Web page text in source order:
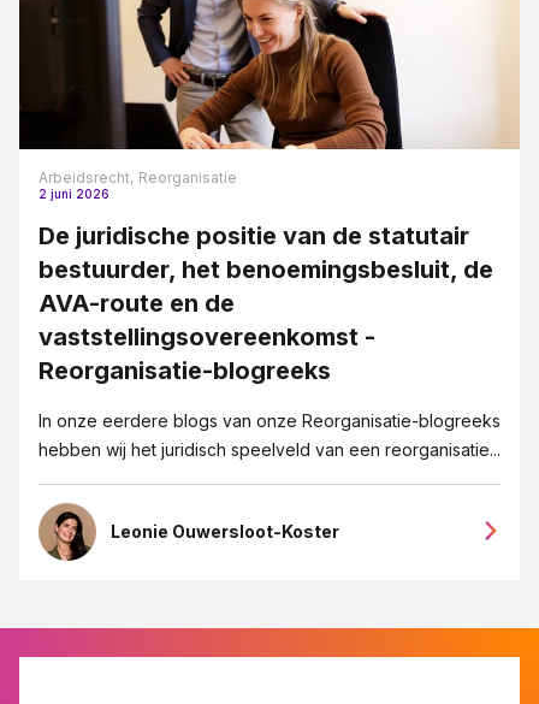
Arbeidsrecht, Reorganisatie
2 juni 2026
De juridische positie van de statutair
bestuurder, het benoemingsbesluit, de
AVA-route en de
vaststellingsovereenkomst -
Reorganisatie-blogreeks
In onze eerdere blogs van onze Reorganisatie-blogreeks
hebben wij het juridisch speelveld van een reorganisatie...
Leonie Ouwersloot-Koster